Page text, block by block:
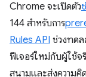
Chrome จะเปิดตัว
144 สำหรับการ
Rules API ช่วงทดล
ฟีเจอร์ใหม่กับผู้ใช้จ
สนามและส่งความ